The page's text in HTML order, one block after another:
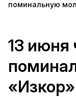
поминальную
13 июня
«Изкор»